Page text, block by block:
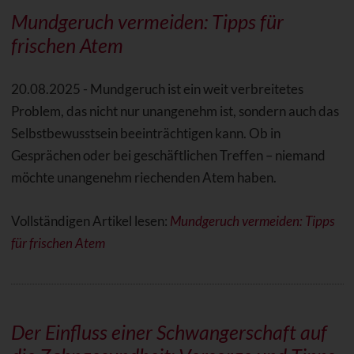
Mundgeruch vermeiden: Tipps für
frischen Atem
20.08.2025 - Mundgeruch ist ein weit verbreitetes
Problem, das nicht nur unangenehm ist, sondern auch das
Selbstbewusstsein beeinträchtigen kann. Ob in
Gesprächen oder bei geschäftlichen Treffen – niemand
möchte unangenehm riechenden Atem haben.
Vollständigen Artikel lesen: Mundgeruch vermeiden: Tipps
für frischen Atem
Der Einfluss einer Schwangerschaft auf